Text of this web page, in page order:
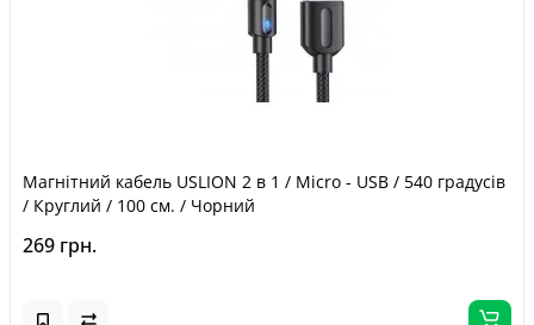
Магнітний кабель USLION 2 в 1 / Micro - USB / 540 градусів
/ Круглий / 100 см. / Чорний
269 грн.